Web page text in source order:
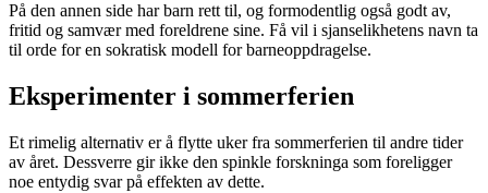
På den annen side har barn rett til, og formodentlig også godt av,
fritid og samvær med foreldrene sine. Få vil i sjanselikhetens navn ta
til orde for en sokratisk modell for barneoppdragelse.
Eksperimenter i sommerferien
Et rimelig alternativ er å flytte uker fra sommerferien til andre tider
av året. Dessverre gir ikke den spinkle forskninga som foreligger
noe entydig svar på effekten av dette.